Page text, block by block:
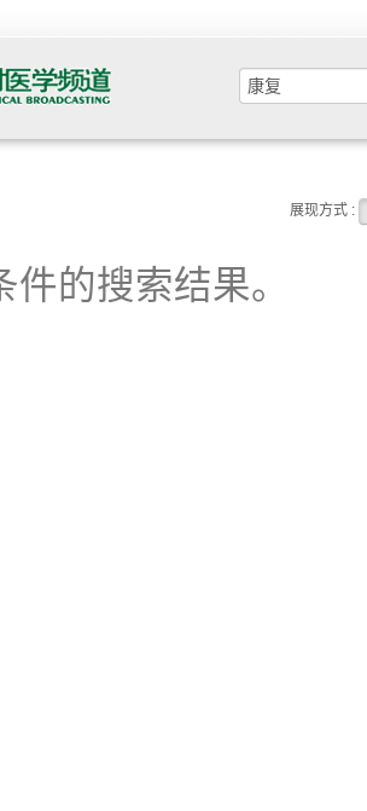
展现方式 :
的搜索结果。